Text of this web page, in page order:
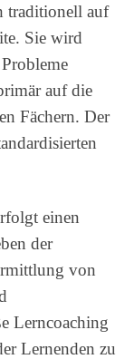
traditionell auf
Sie wird
auf die
Fächern. Der
einen
der
von
Lerncoaching
Lernenden zu